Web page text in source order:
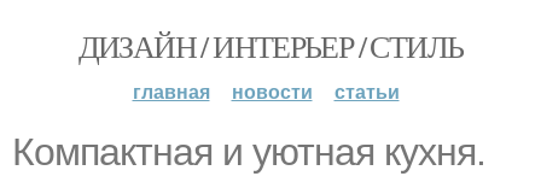
ДИЗАЙН / ИНТЕРЬЕР / СТИЛЬ
главная новости статьи
Компактная и уютная кухня.